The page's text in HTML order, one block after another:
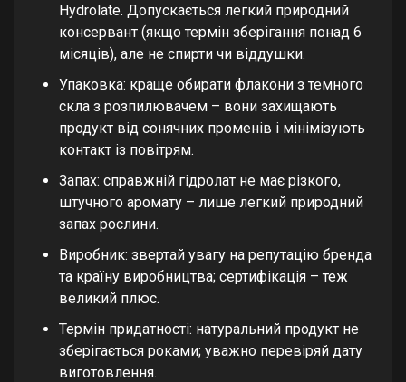
Hydrolate. Допускається легкий природний
консервант (якщо термін зберігання понад 6
місяців), але не спирти чи віддушки.
Упаковка: краще обирати флакони з темного
скла з розпилювачем – вони захищають
продукт від сонячних променів і мінімізують
контакт із повітрям.
Запах: справжній гідролат не має різкого,
штучного аромату – лише легкий природний
запах рослини.
Виробник: звертай увагу на репутацію бренда
та країну виробництва; сертифікація – теж
великий плюс.
Термін придатності: натуральний продукт не
зберігається роками; уважно перевіряй дату
виготовлення.